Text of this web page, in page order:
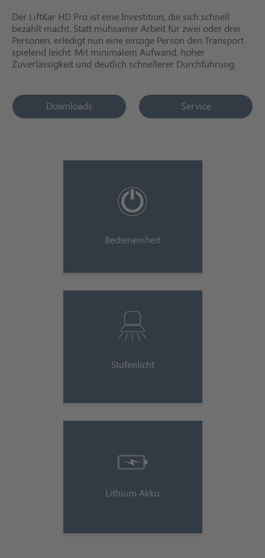
Der LiftKar HD Pro ist eine Investition, die sich schnell
bezahlt macht. Statt mühsamer Arbeit für zwei oder drei
Personen, erledigt nun eine einzige Person den Transport
spielend leicht. Mit minimalem Aufwand, hoher
Zuverlässigkeit und deutlich schnellerer Durchführung.
Downloads Service
Bedieneinheit
Stufenlicht
Lithium Akku